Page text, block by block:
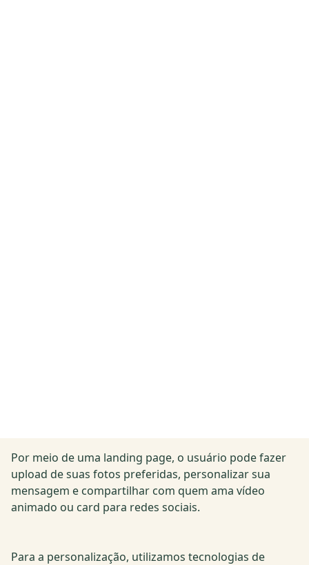
Por meio de uma landing page, o usuário pode fazer
upload de suas fotos preferidas, personalizar sua
mensagem e compartilhar com quem ama vídeo
animado ou card para redes sociais.
Para a personalização, utilizamos tecnologias de